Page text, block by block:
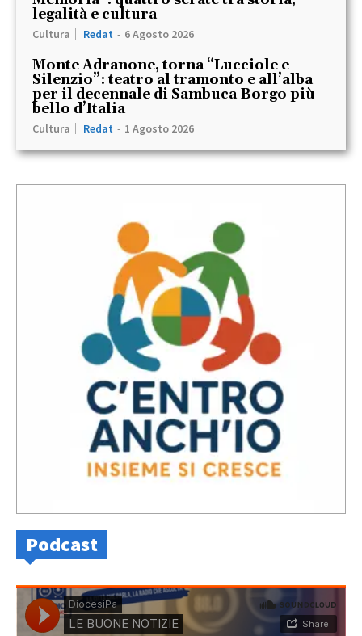
legalità e cultura
Cultura Redat - 6 Agosto 2026
Monte Adranone, torna “Lucciole e
Silenzio”: teatro al tramonto e all’alba
per il decennale di Sambuca Borgo più
bello d’Italia
Cultura Redat - 1 Agosto 2026
Podcast